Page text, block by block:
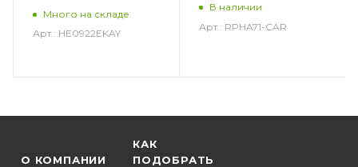
Много на складе
Арт.: HE0922EKAY
В наличии
Арт.: RPHA71-CAR
О КОМПАНИИ
КАК
ПОДОБРАТЬ